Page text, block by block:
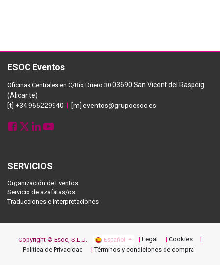
ESOC Eventos
Oficinas Centrales en C/Río Duero 30 03690 San Vicent del Raspeig
(Alicante)
[t] +34 965229940
[m] eventos@grupoesoc.es
SERVICIOS
Organización de Eventos
Servicio de azafatas/os
Traducciones e interpretaciones
Copyright © Esoc, S.L.U. Español Legal
Cookies
Política de Privacidad
Términos y condiciones de compra